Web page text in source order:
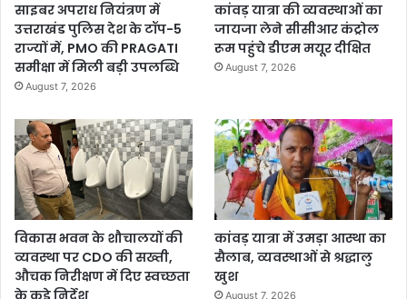
साइबर अपराध नियंत्रण में
उत्तराखंड पुलिस देश के टॉप-5
राज्यों में, PMO की PRAGATI
समीक्षा में मिली बड़ी उपलब्धि
August 7, 2026
कांवड़ यात्रा की व्यवस्थाओं का
जायजा लेने सीसीआर कंट्रोल
रूम पहुंचे डीएम मयूर दीक्षित
August 7, 2026
विकास भवन के शौचालयों की
व्यवस्था पर CDO की सख्ती,
औचक निरीक्षण में दिए स्वच्छता
के कड़े निर्देश
कांवड़ यात्रा में उमड़ा आस्था का
सैलाब, व्यवस्थाओं से श्रद्धालु
खुश
August 7, 2026